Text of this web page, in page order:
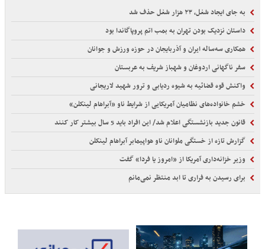
به جای ایجاد شغل، ۲۳ هزار شغل حذف شد
داستان نزدیک بودن تهران به بمب اتم پروپاگاندا بود
همکاری سه‌ساله ایران و آذربایجان در حوزه ورزش و جوانان
سفر ناگهانی اردوغان و شهباز شریف به عربستان
واکنش قوه قضائیه به شیوه ردیابی و ترور شهید لاریجانی
خشم خانواده‌های نظامیان آمریکایی از شرایط ناو «آبراهام لینکلن»
قانون جدید بازنشستگی اعلام شد/ این افراد باید 5 سال بیشتر کار کنند
گزارش تازه از خستگی ملوانان ناو هواپیمابر آبراهام لینکلن
وزیر خزانه‌داری آمریکا از «امروز یا فردا» گفت
برای رسیدن به فراری تا ابد منتظر نمی‌مانم